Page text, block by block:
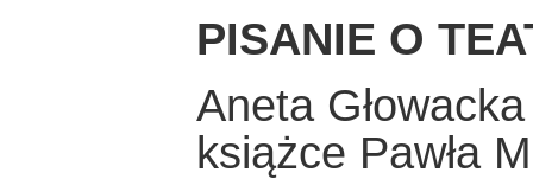
PISANIE O
Aneta
książce Pawła